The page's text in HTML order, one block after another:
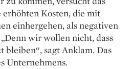
Kosten, die mit
einhergehen, als negativen
wir wollen nicht, dass
bleiben“, sagt ­Anklam. Das
Unternehmens.